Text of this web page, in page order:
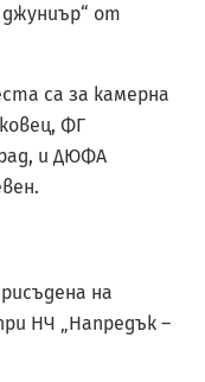
от
са за камерна
ФГ
и ДЮФА
на
НЧ „Напредък –